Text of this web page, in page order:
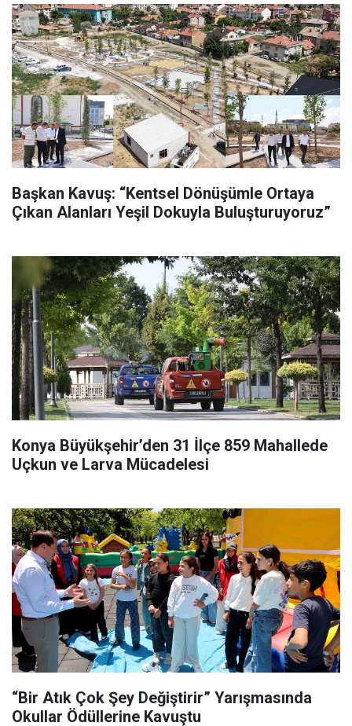
Başkan Kavuş: “Kentsel Dönüşümle Ortaya
Çıkan Alanları Yeşil Dokuyla Buluşturuyoruz”
Konya Büyükşehir’den 31 İlçe 859 Mahallede
Uçkun ve Larva Mücadelesi
“Bir Atık Çok Şey Değiştirir” Yarışmasında
Okullar Ödüllerine Kavuştu